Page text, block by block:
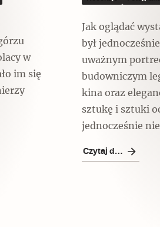
Czytaj dalej
w
im się
Jak oglądać
był
uważnym
budowniczym
kina oraz
sztukę i sztuki
jednocześnie
Czytaj dalej